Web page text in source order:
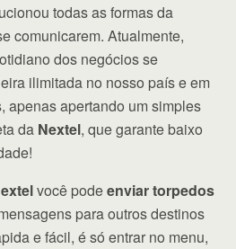
todas as formas da
comunicarem. Atualmente,
dos negócios se
ilimitada no nosso país e em
apenas apertando um simples
da Nextel, que garante baixo
você podeenviar torpedos
para outros destinos
e fácil, é só entrar no menu,